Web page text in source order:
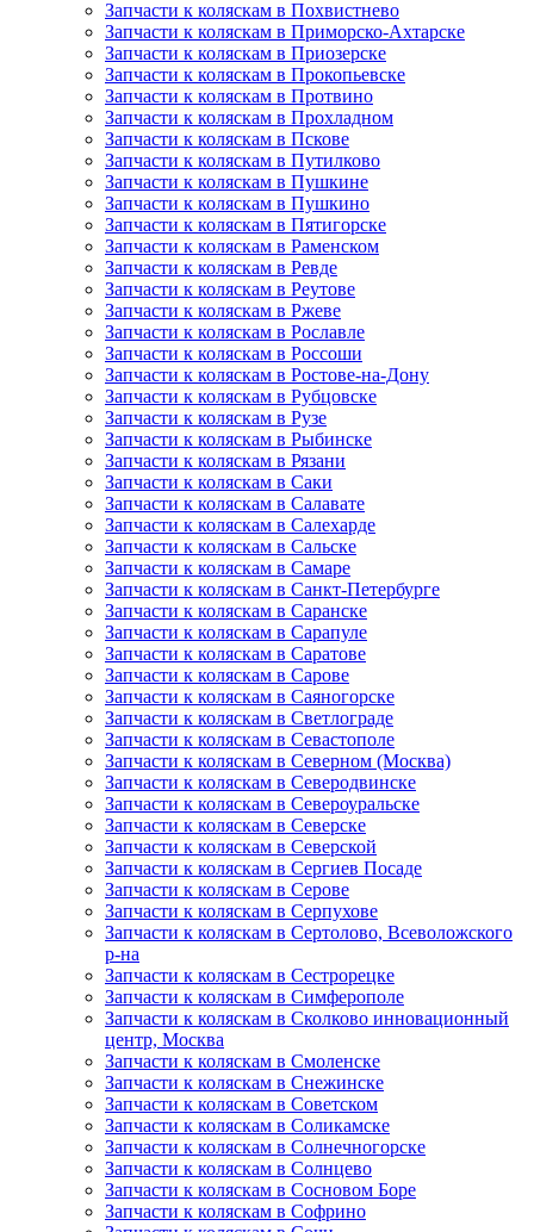
Запчасти к коляскам в Похвистнево
Запчасти к коляскам в Приморско-Ахтарске
Запчасти к коляскам в Приозерске
Запчасти к коляскам в Прокопьевске
Запчасти к коляскам в Протвино
Запчасти к коляскам в Прохладном
Запчасти к коляскам в Пскове
Запчасти к коляскам в Путилково
Запчасти к коляскам в Пушкине
Запчасти к коляскам в Пушкино
Запчасти к коляскам в Пятигорске
Запчасти к коляскам в Раменском
Запчасти к коляскам в Ревде
Запчасти к коляскам в Реутове
Запчасти к коляскам в Ржеве
Запчасти к коляскам в Рославле
Запчасти к коляскам в Россоши
Запчасти к коляскам в Ростове-на-Дону
Запчасти к коляскам в Рубцовске
Запчасти к коляскам в Рузе
Запчасти к коляскам в Рыбинске
Запчасти к коляскам в Рязани
Запчасти к коляскам в Саки
Запчасти к коляскам в Салавате
Запчасти к коляскам в Салехарде
Запчасти к коляскам в Сальске
Запчасти к коляскам в Самаре
Запчасти к коляскам в Санкт-Петербурге
Запчасти к коляскам в Саранске
Запчасти к коляскам в Сарапуле
Запчасти к коляскам в Саратове
Запчасти к коляскам в Сарове
Запчасти к коляскам в Саяногорске
Запчасти к коляскам в Светлограде
Запчасти к коляскам в Севастополе
Запчасти к коляскам в Северном (Москва)
Запчасти к коляскам в Северодвинске
Запчасти к коляскам в Североуральске
Запчасти к коляскам в Северске
Запчасти к коляскам в Северской
Запчасти к коляскам в Сергиев Посаде
Запчасти к коляскам в Серове
Запчасти к коляскам в Серпухове
Запчасти к коляскам в Сертолово, Всеволожского
р-на
Запчасти к коляскам в Сестрорецке
Запчасти к коляскам в Симферополе
Запчасти к коляскам в Сколково инновационный
центр, Москва
Запчасти к коляскам в Смоленске
Запчасти к коляскам в Снежинске
Запчасти к коляскам в Советском
Запчасти к коляскам в Соликамске
Запчасти к коляскам в Солнечногорске
Запчасти к коляскам в Солнцево
Запчасти к коляскам в Сосновом Боре
Запчасти к коляскам в Софрино